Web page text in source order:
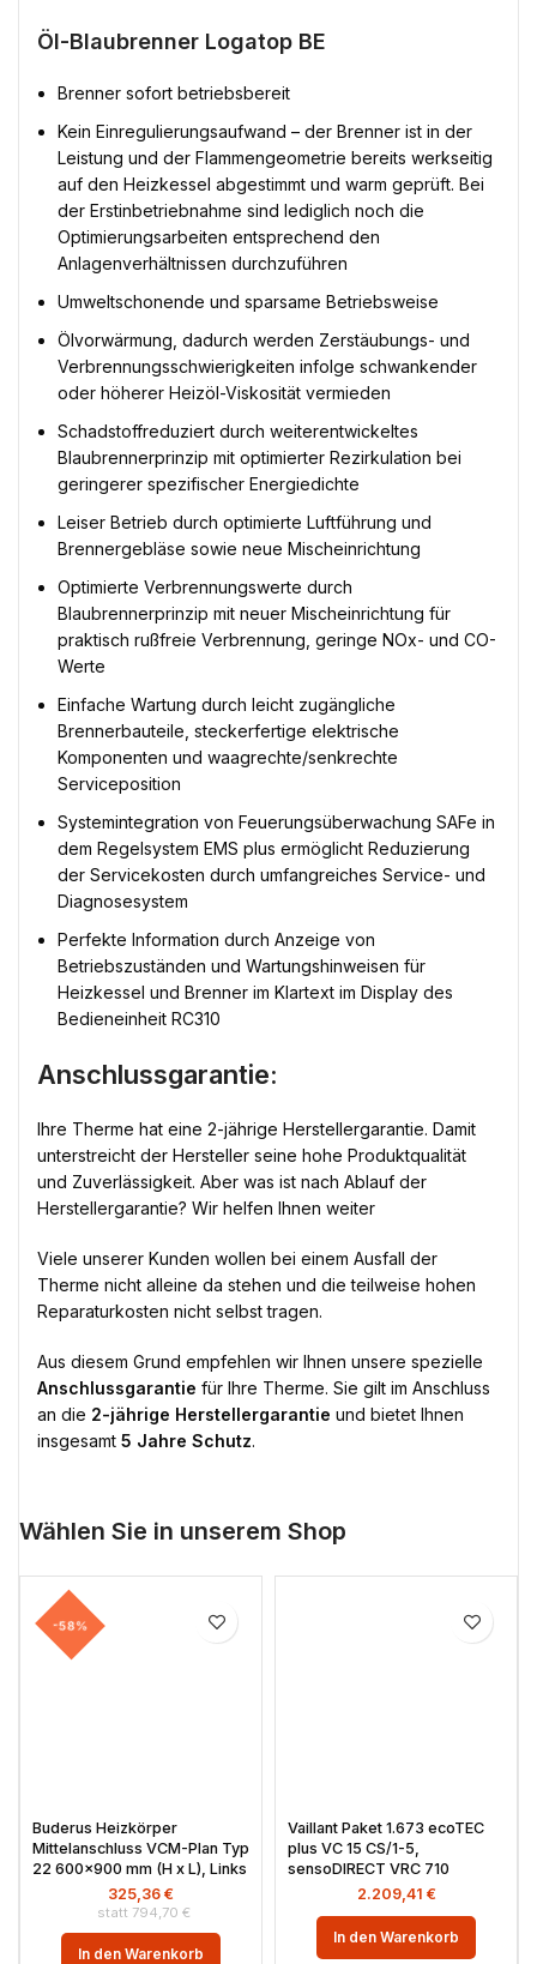
Öl-Blaubrenner Logatop BE
Brenner sofort betriebsbereit
Kein Einregulierungsaufwand – der Brenner ist in der
Leistung und der Flammengeometrie bereits werkseitig
auf den Heizkessel abgestimmt und warm geprüft. Bei
der Erstinbetriebnahme sind lediglich noch die
Optimierungsarbeiten entsprechend den
Anlagenverhältnissen durchzuführen
Umweltschonende und sparsame Betriebsweise
Ölvorwärmung, dadurch werden Zerstäubungs- und
Verbrennungsschwierigkeiten infolge schwankender
oder höherer Heizöl-Viskosität vermieden
Schadstoffreduziert durch weiterentwickeltes
Blaubrennerprinzip mit optimierter Rezirkulation bei
geringerer spezifischer Energiedichte
Leiser Betrieb durch optimierte Luftführung und
Brennergebläse sowie neue Mischeinrichtung
Optimierte Verbrennungswerte durch
Blaubrennerprinzip mit neuer Mischeinrichtung für
praktisch rußfreie Verbrennung, geringe NOx- und CO-
Werte
Einfache Wartung durch leicht zugängliche
Brennerbauteile, steckerfertige elektrische
Komponenten und waagrechte/senkrechte
Serviceposition
Systemintegration von Feuerungsüberwachung SAFe in
dem Regelsystem EMS plus ermöglicht Reduzierung
der Servicekosten durch umfangreiches Service- und
Diagnosesystem
Perfekte Information durch Anzeige von
Betriebszuständen und Wartungshinweisen für
Heizkessel und Brenner im Klartext im Display des
Bedieneinheit RC310
Anschlussgarantie:
Ihre Therme hat eine 2-jährige Herstellergarantie. Damit
unterstreicht der Hersteller seine hohe Produktqualität
und Zuverlässigkeit. Aber was ist nach Ablauf der
Herstellergarantie? Wir helfen Ihnen weiter
Viele unserer Kunden wollen bei einem Ausfall der
Therme nicht alleine da stehen und die teilweise hohen
Reparaturkosten nicht selbst tragen.
Aus diesem Grund empfehlen wir Ihnen unsere spezielle
Anschlussgarantie für Ihre Therme. Sie gilt im Anschluss
an die 2-jährige Herstellergarantie und bietet Ihnen
insgesamt 5 Jahre Schutz.
Wählen Sie in unserem Shop
-58%
Buderus Heizkörper
Mittelanschluss VCM-Plan Typ
22 600×900 mm (H x L), Links
794,70 €
325,36 €
In den Warenkorb
Vaillant Paket 1.673 ecoTEC
plus VC 15 CS/1-5,
sensoDIRECT VRC 710
2.209,41 €
In den Warenkorb